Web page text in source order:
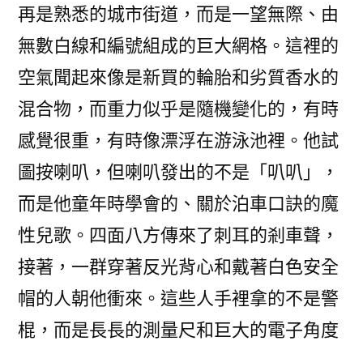
再是熟悉的城市街道，而是一望無際、由
無數白線和編號組成的巨大網格。這裡的
空氣聞起來像是新買的輪胎和劣質香水的
混合物，而重力似乎是隨機變化的，有時
感覺很重，有時像漂浮在游泳池裡。他試
圖按喇叭，但喇叭發出的不是「叭叭」，
而是他童年時學會的、關於泊車口訣的魔
性兒歌。四面八方傳來了刺耳的剎車聲，
接著，一群穿著反光背心和戴著白色安全
帽的人朝他衝來。這些人手裡拿的不是警
棍，而是長長的測量尺和巨大的電子角度